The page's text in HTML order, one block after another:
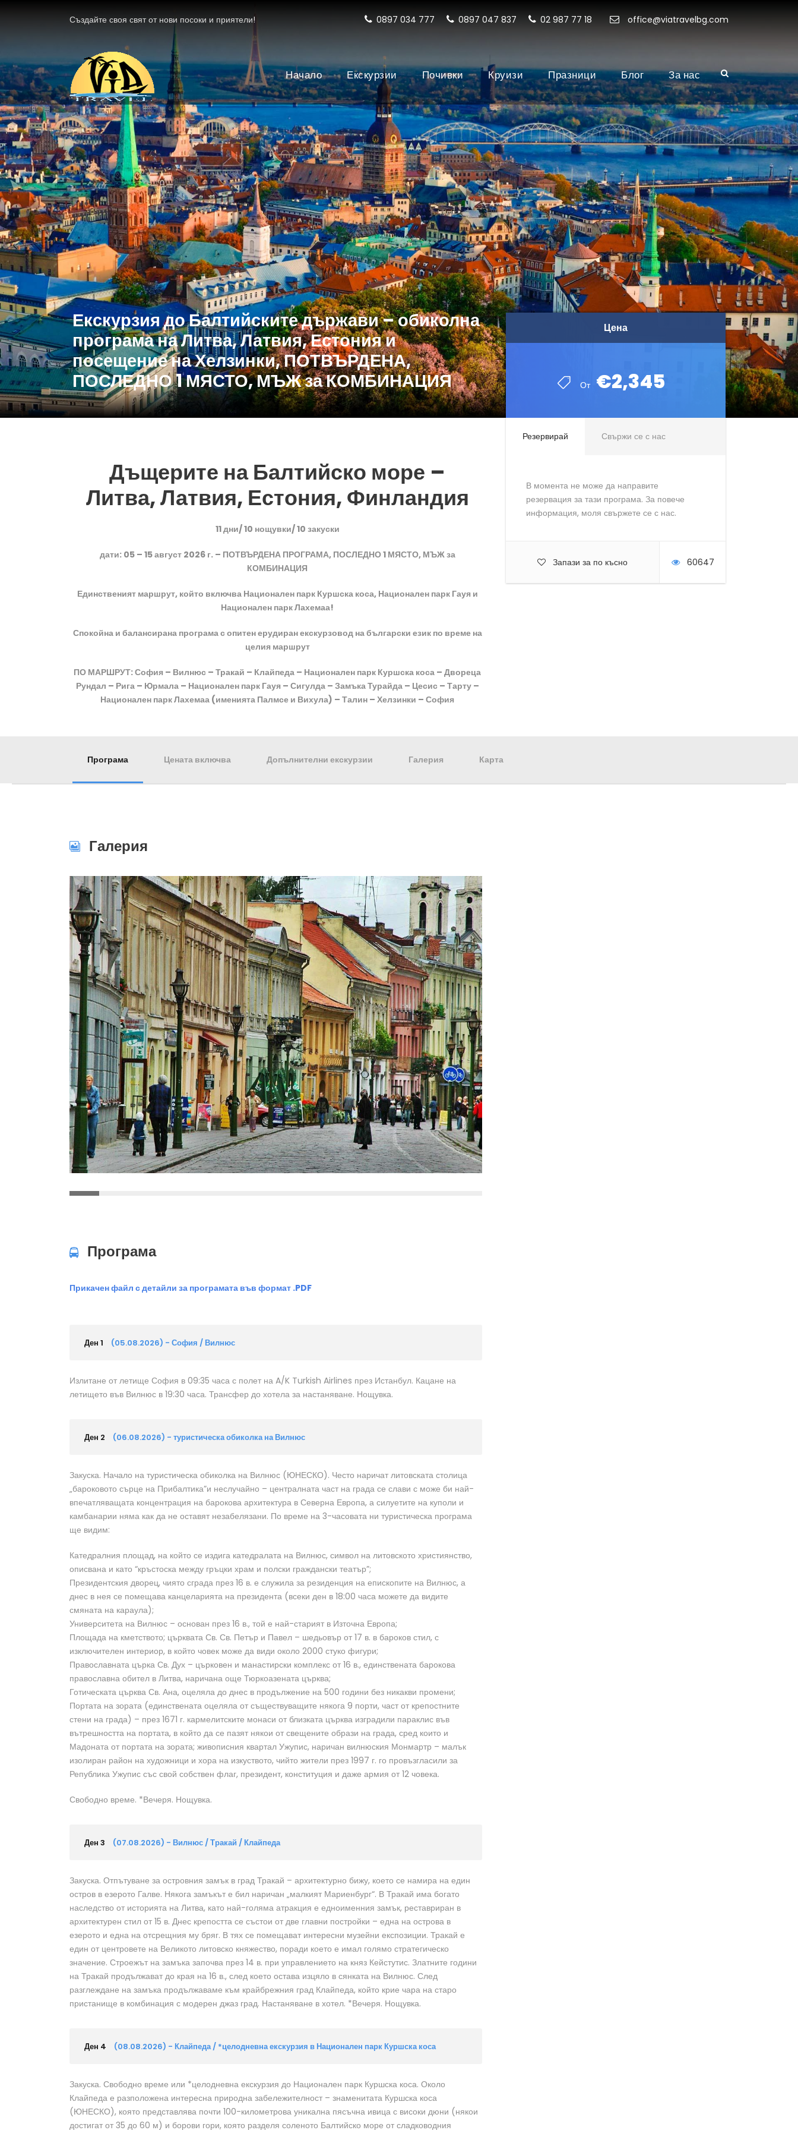
Създайте своя свят от нови посоки и приятели! 0897 034 777 0897 047 837 02 987 77 18 office@viatravelbg.com
Начало Екскурзии Почивки Круизи Празници Блог За нас
Екскурзия до Балтийските държави – обиколна
програма на Литва, Латвия, Естония и
посещение на Хелзинки, ПОТВЪРДЕНА,
ПОСЛЕДНО 1 МЯСТО, МЪЖ за КОМБИНАЦИЯ
Цена
От €2,345
Цена
От €2,345
Резервирай Свържи се с нас
В момента не може да направите
резервация за тази програма. За повече
информация, моля свържете се с нас.
Запази за по късно 60647
Дъщерите на Балтийско море –
Литва, Латвия, Естония, Финландия
11 дни/ 10 нощувки/ 10 закуски
дати: 05 – 15 август 2026 г. – ПОТВЪРДЕНА ПРОГРАМА, ПОСЛЕДНО 1 МЯСТО, МЪЖ за
КОМБИНАЦИЯ
Единственият маршрут, който включва Национален парк Куршска коса, Национален парк Гауя и
Национален парк Лахемаа!
Спокойна и балансирана програма с опитен ерудиран екскурзовод на български език по време на
целия маршрут
ПО МАРШРУТ: София – Вилнюс – Тракай – Клайпеда – Национален парк Куршска коса – Двореца
Рундал – Рига – Юрмала – Национален парк Гауя – Сигулда – Замъка Турайда – Цесис – Тарту –
Национален парк Лахемаа (именията Палмсе и Вихула) – Талин – Хелзинки – София
Програма Цената включва Допълнителни екскурзии Галерия Карта
Галерия
Програма
Прикачен файл с детайли за програмата във формат .PDF
Ден 1 (05.08.2026) - София / Вилнюс
Излитане от летище София в 09:35 часа с полет на A/K Turkish Airlines през Истанбул. Кацане на
летището във Вилнюс в 19:30 часа. Трансфер до хотела за настаняване. Нощувка.
Ден 2 (06.08.2026) - туристическа обиколка на Вилнюс
Закуска. Начало на туристическа обиколка на Вилнюс (ЮНЕСКО). Често наричат литовската столица
„бароковото сърце на Прибалтика”и неслучайно – централната част на града се слави с може би най-
впечатляващата концентрация на барокова архитектура в Северна Европа, а силуетите на куполи и
камбанарии няма как да не оставят незабелязани. По време на 3-часовата ни туристическа програма
ще видим:
Катедралния площад, на който се издига катедралата на Вилнюс, символ на литовското християнство,
описвана и като “кръстоска между гръцки храм и полски граждански театър”;
Президентския дворец, чиято сграда през 16 в. е служила за резиденция на епископите на Вилнюс, а
днес в нея се помещава канцеларията на президента (всеки ден в 18:00 часа можете да видите
смяната на караула);
Университета на Вилнюс – основан през 16 в., той е най-старият в Източна Европа;
Площада на кметството; църквата Св. Св. Петър и Павел – шедьовър от 17 в. в бароков стил, с
изключителен интериор, в който човек може да види около 2000 стуко фигури;
Православната църка Св. Дух – църковен и манастирски комплекс от 16 в., единствената барокова
православна обител в Литва, наричана още Тюркоазената църква;
Готическата църква Св. Ана, оцеляла до днес в продължение на 500 години без никакви промени;
Портата на зората (единствената оцеляла от съществуващите някога 9 порти, част от крепостните
стени на града) – през 1671 г. кармелитските монаси от близката църква изградили параклис във
вътрешността на портата, в който да се пазят някои от свещените образи на града, сред които и
Мадоната от портата на зората; живописния квартал Ужупис, наричан вилнюския Монмартр – малък
изолиран район на художници и хора на изкуството, чийто жители през 1997 г. го провъзгласили за
Република Ужупис със свой собствен флаг, президент, конституция и даже армия от 12 човека.
Свободно време. *Вечеря. Нощувка.
Ден 3 (07.08.2026) - Вилнюс / Тракай / Клайпеда
Закуска. Отпътуване за островния замък в град Тракай – архитектурно бижу, което се намира на един
остров в езерото Галве. Някога замъкът е бил наричан „малкият Мариенбург“. В Тракай има богато
наследство от историята на Литва, като най-голяма атракция е едноименния замък, реставриран в
архитектурен стил от 15 в. Днес крепостта се състои от две главни постройки – една на острова в
езерото и една на отсрещния му бряг. В тях се помещават интересни музейни експозиции. Тракай е
един от центровете на Великото литовско княжество, поради което е имал голямо стратегическо
значение. Строежът на замъка започва през 14 в. при управлението на княз Кейстутис. Златните години
на Тракай продължават до края на 16 в., след което остава изцяло в сянката на Вилнюс. След
разглеждане на замъка продължаваме към крайбрежния град Клайпеда, който крие чара на старо
пристанище в комбинация с модерен джаз град. Настаняване в хотел. *Вечеря. Нощувка.
Ден 4 (08.08.2026) - Клайпеда / *целодневна екскурзия в Национален парк Куршска коса
Закуска. Свободно време или *целодневна екскурзия до Национален парк Куршска коса. Около
Клайпеда е разположена интересна природна забележителност – знаменитата Куршска коса
(ЮНЕСКО), която представлява почти 100-километрова уникална пясъчна ивица с високи дюни (някои
достигат от 35 до 60 м) и борови гори, която разделя соленото Балтийско море от сладководния